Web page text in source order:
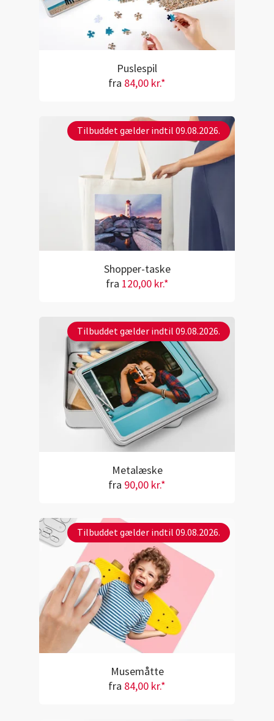
Puslespil
fra 84,00 kr.*
Tilbuddet gælder indtil 09.08.2026.
Shopper-taske
fra 120,00 kr.*
Tilbuddet gælder indtil 09.08.2026.
Metalæske
fra 90,00 kr.*
Tilbuddet gælder indtil 09.08.2026.
Musemåtte
fra 84,00 kr.*